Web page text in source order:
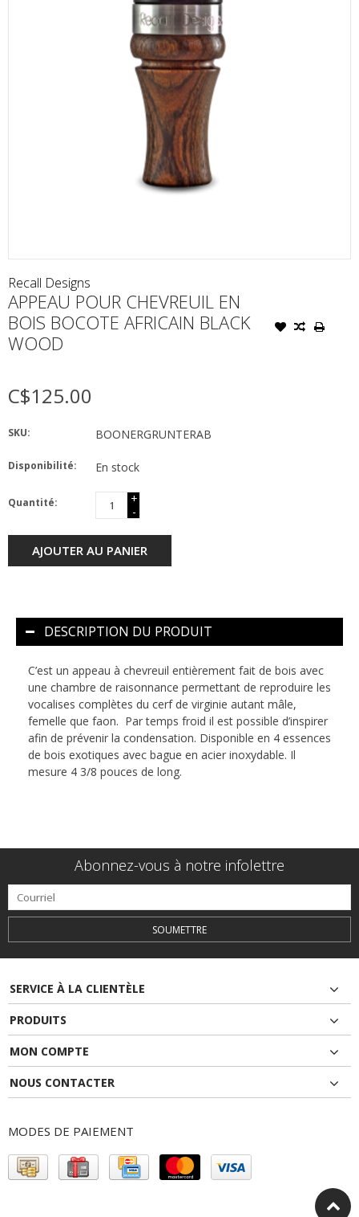
Recall Designs
APPEAU POUR CHEVREUIL EN
BOIS BOCOTE AFRICAIN BLACK
WOOD
C$125.00
SKU: BOONERGRUNTERAB
Disponibilité: En stock
Quantité:
+
-
AJOUTER AU PANIER
DESCRIPTION DU PRODUIT
C’est un appeau à chevreuil entièrement fait de bois avec
une chambre de raisonnance permettant de reproduire les
vocalises complètes du cerf de virginie autant mâle,
femelle que faon. Par temps froid il est possible d’inspirer
afin de prévenir la condensation. Disponible en 4 essences
de bois exotiques avec bague en acier inoxydable. Il
mesure 4 3/8 pouces de long.
Abonnez-vous à notre infolettre
SOUMETTRE
SERVICE À LA CLIENTÈLE
PRODUITS
MON COMPTE
NOUS CONTACTER
MODES DE PAIEMENT